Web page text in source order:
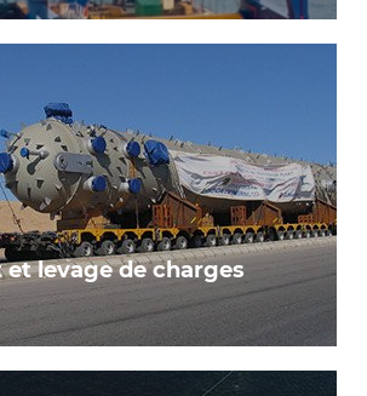
et levage de charges